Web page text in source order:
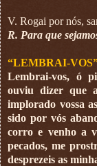
V. Rogai por nós,
R. Para que
“LEMBRAI-
Lembrai-vos, ó
ouviu dizer que
implorado vossa
sido por vós
corro e venho a
pecados, me
desprezeis as